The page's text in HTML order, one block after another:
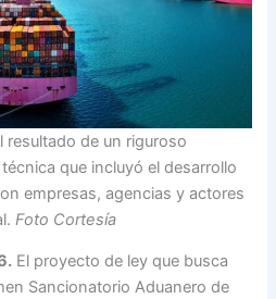
resultado de un riguroso
que incluyó el desarrollo
empresas, agencias y actores
Foto Cortesía
El proyecto de ley que busca
Sancionatorio Aduanero de